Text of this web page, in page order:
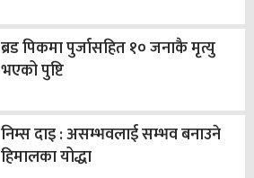
ब्रड पिकमा पुर्जासहित १० जनाकै मृत्यु
भएको पुष्टि
निम्स दाइ : असम्भवलाई सम्भव बनाउने
हिमालका योद्धा